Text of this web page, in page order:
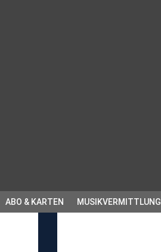
ABO & KARTEN MUSIKVERMITTLUNG